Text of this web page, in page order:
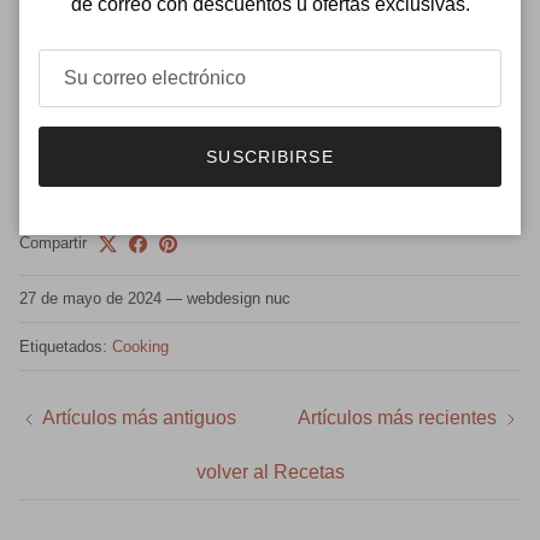
un trapo.
Coloca un peso encima de la tapa del molde durante
15 minutos.
¡Listo!
Compartir
27 de mayo de 2024 — webdesign nuc
Etiquetados: Cooking
Artículos más antiguos
volver al Recetas
Artículos más recientes
de correo con descuentos u ofertas exclusivas.
SUSCRIBIRSE